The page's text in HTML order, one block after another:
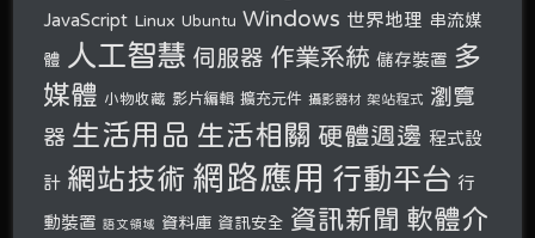
JavaScript Linux Ubuntu Windows 世界地理 串流媒
體 人工智慧 伺服器 作業系統 儲存裝置 多
媒體 小物收藏 影片編輯 擴充元件 攝影器材 架站程式
瀏覽
器 生活用品 生活相關 硬體週邊 程式設
計 網站技術 網路應用 行動平台 行
動裝置 語文領域 資料庫 資訊安全 資訊新聞 軟體介